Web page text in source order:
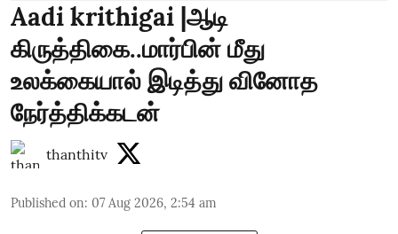
Aadi krithigai |ஆடி
கிருத்திகை..மார்பின் மீது
உலக்கையால் இடித்து வினோத
நேர்த்திக்கடன்
thanthitv
Published on: 07 Aug 2026, 2:54 am